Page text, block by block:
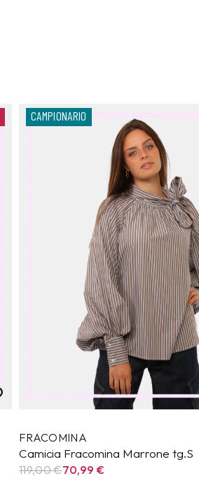
CAMPIONARIO
FRACOMINA
Camicia Fracomina Marrone tg.S
119,00 €70,99 €